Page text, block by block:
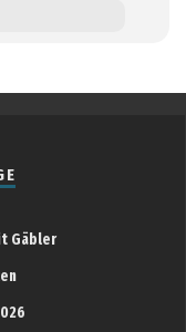
Gäbler